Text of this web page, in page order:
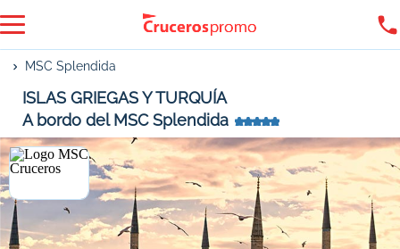
MSC Splendida
ISLAS GRIEGAS Y TURQUÍA
A bordo del MSC Splendida